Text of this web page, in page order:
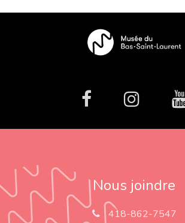
facebook
Nous joindre
418-862-7547